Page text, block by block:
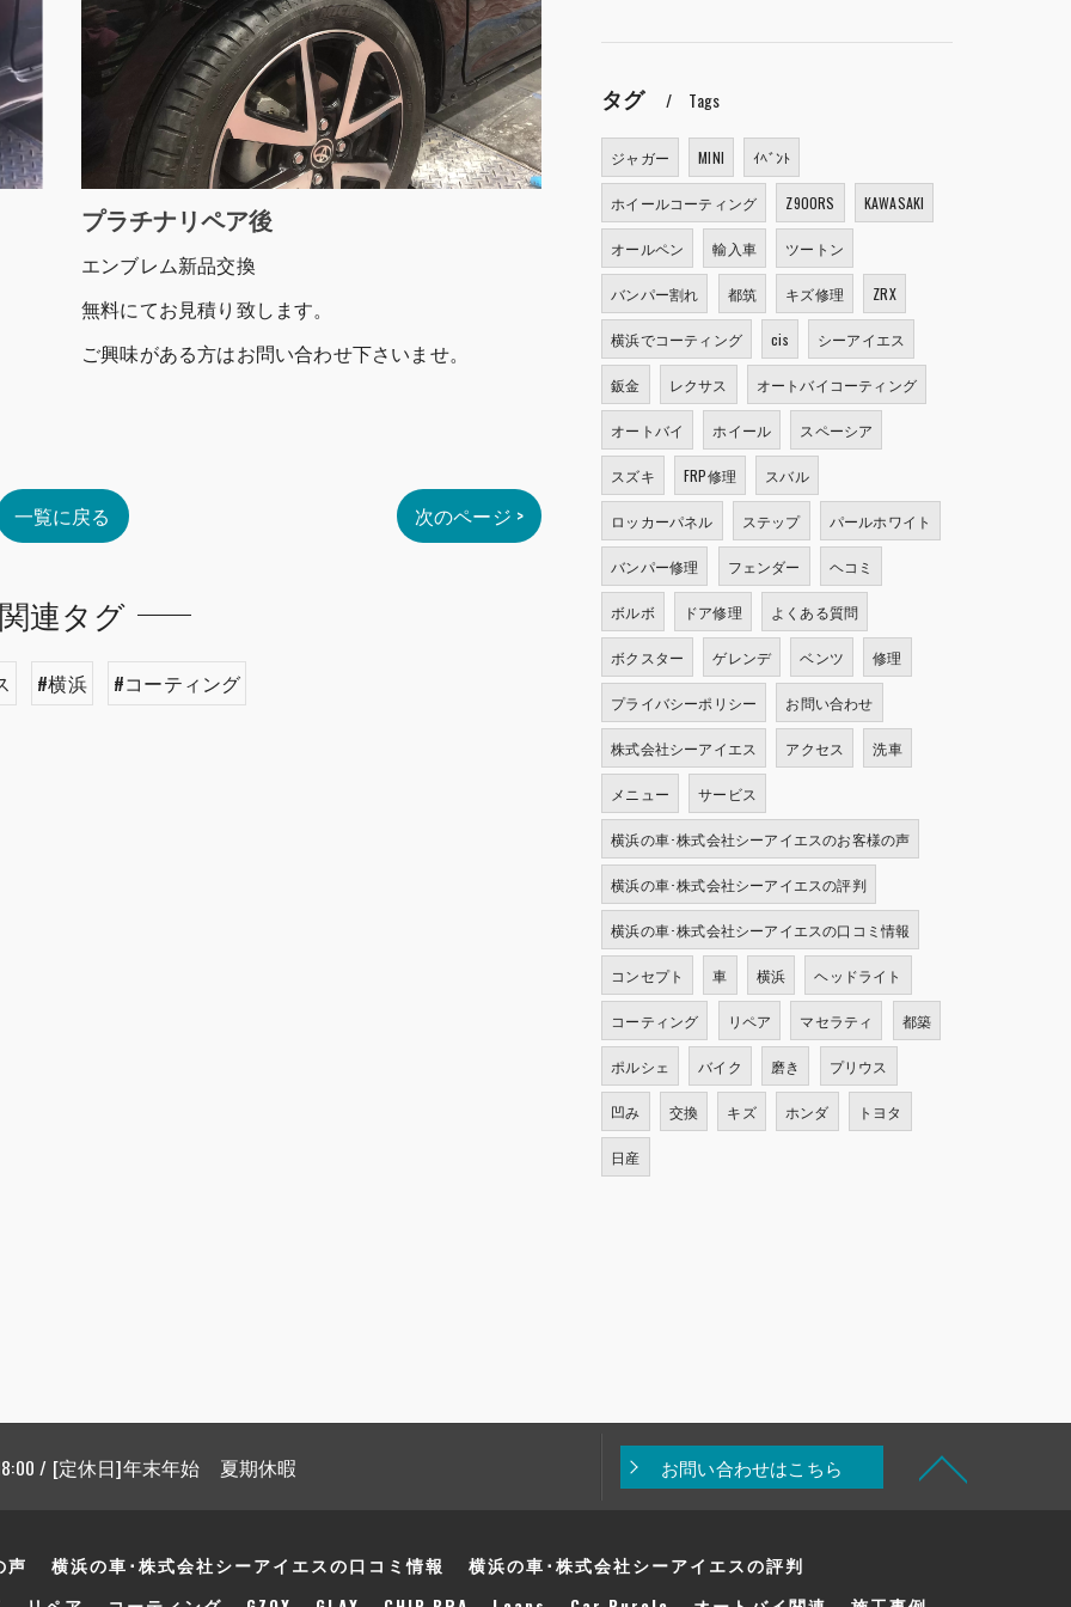
プラチナリペア後
エンブレム新品交換
無料にてお見積り致します。
ご興味がある方はお問い合わせ下さいませ。
一覧に戻る 次のページ >
関連タグ
#横浜 #コーティング
タグ Tags
ジャガー MINI ｲﾍﾞﾝﾄ
ホイールコーティング Z900RS KAWASAKI
オールペン 輸入車 ツートン
バンパー割れ 都筑 キズ修理 ZRX
横浜でコーティング cis シーアイエス
鈑金 レクサス オートバイコーティング
オートバイ ホイール スペーシア
スズキ FRP修理 スバル
ロッカーパネル ステップ パールホワイト
バンパー修理 フェンダー ヘコミ
ボルボ ドア修理 よくある質問
ボクスター ゲレンデ ベンツ 修理
プライバシーポリシー お問い合わせ
株式会社シーアイエス アクセス 洗車
メニュー サービス
横浜の車･株式会社シーアイエスのお客様の声
横浜の車･株式会社シーアイエスの評判
横浜の車･株式会社シーアイエスの口コミ情報
コンセプト 車 横浜 ヘッドライト
コーティング リペア マセラティ 都築
ポルシェ バイク 磨き プリウス
凹み 交換 キズ ホンダ トヨタ
日産
/ [定休日]年末年始 夏期休暇 お問い合わせはこちら
声 横浜の車･株式会社シーアイエスの口コミ情報
横浜の車･株式会社シーアイエスの評判